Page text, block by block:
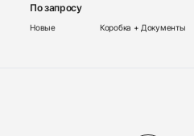
По запросу
Новые Коробка + Документы